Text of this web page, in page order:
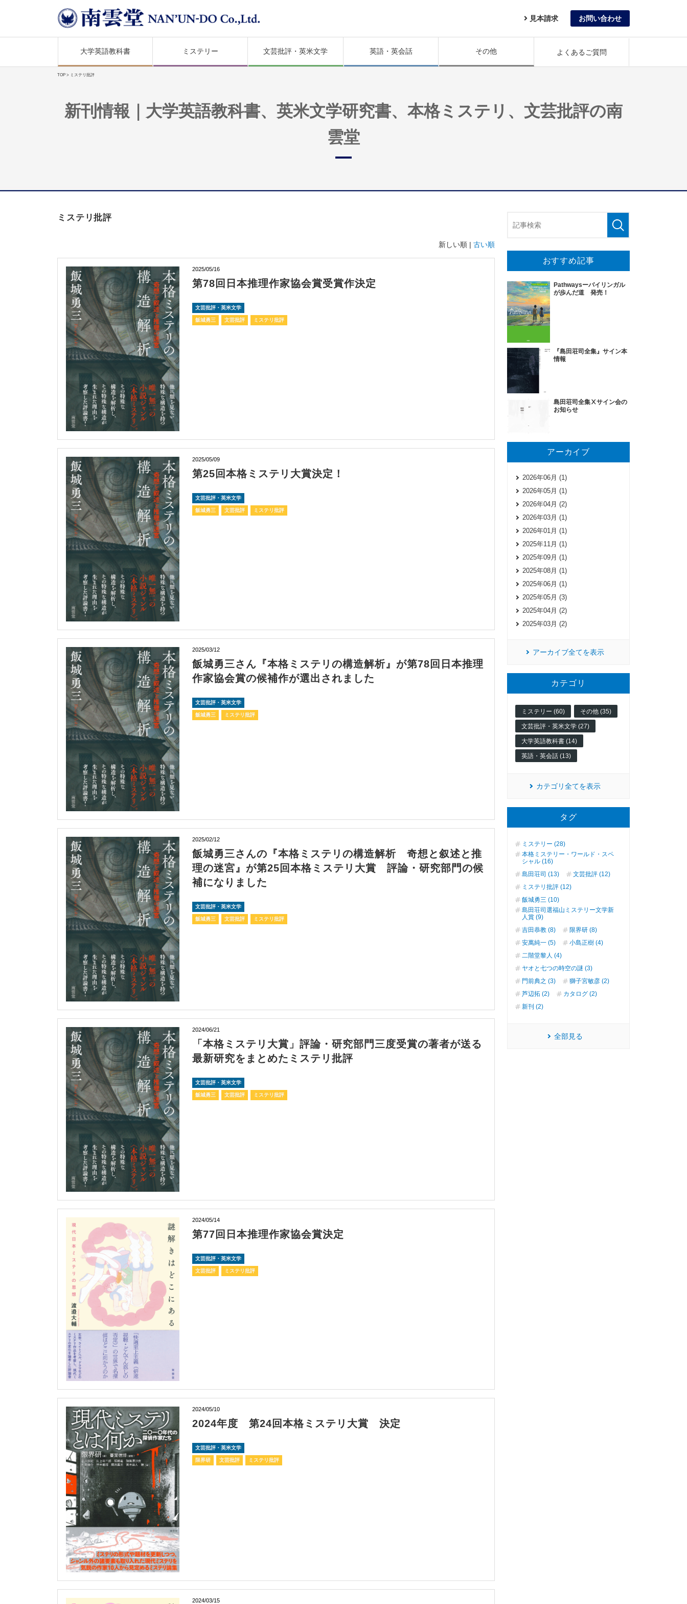
見本請求 お問い合わせ
大学英語教科書 ミステリー 文芸批評・英米文学 英語・英会話 その他 よくあるご質問
TOP > ミステリ批評
新刊情報｜大学英語教科書、英米文学研究書、本格ミステリ、文芸批評の南
雲堂
ミステリ批評
新しい順 | 古い順
2025/05/16
第78回日本推理作家協会賞受賞作決定
文芸批評・英米文学
飯城勇三 文芸批評 ミステリ批評
2025/05/09
第25回本格ミステリ大賞決定！
文芸批評・英米文学
飯城勇三 文芸批評 ミステリ批評
2025/03/12
飯城勇三さん『本格ミステリの構造解析』が第78回日本推理
作家協会賞の候補作が選出されました
文芸批評・英米文学
飯城勇三 ミステリ批評
2025/02/12
飯城勇三さんの『本格ミステリの構造解析 奇想と叙述と推
理の迷宮』が第25回本格ミステリ大賞 評論・研究部門の候
補になりました
文芸批評・英米文学
飯城勇三 文芸批評 ミステリ批評
2024/06/21
「本格ミステリ大賞」評論・研究部門三度受賞の著者が送る
最新研究をまとめたミステリ批評
文芸批評・英米文学
飯城勇三 文芸批評 ミステリ批評
2024/05/14
第77回日本推理作家協会賞決定
文芸批評・英米文学
文芸批評 ミステリ批評
2024/05/10
2024年度 第24回本格ミステリ大賞 決定
文芸批評・英米文学
限界研 文芸批評 ミステリ批評
2024/03/15
おすすめ記事
Pathwaysーバイリンガル
が歩んだ道 発売！
『島田荘司全集』サイン本
情報
島田荘司全集Ⅹサイン会の
お知らせ
アーカイブ
2026年06月 (1)
2026年05月 (1)
2026年04月 (2)
2026年03月 (1)
2026年01月 (1)
2025年11月 (1)
2025年09月 (1)
2025年08月 (1)
2025年06月 (1)
2025年05月 (3)
2025年04月 (2)
2025年03月 (2)
アーカイブ全てを表示
カテゴリ
ミステリー (60) その他 (35)
文芸批評・英米文学 (27)
大学英語教科書 (14)
英語・英会話 (13)
カテゴリ全てを表示
タグ
ミステリー (28)
本格ミステリー・ワールド・スペ
シャル (16)
島田荘司 (13)
文芸批評 (12)
ミステリ批評 (12)
飯城勇三 (10)
島田荘司選福山ミステリー文学新
人賞 (9)
吉田恭教 (8)
限界研 (8)
安萬純一 (5)
小島正樹 (4)
二階堂黎人 (4)
ヤオと七つの時空の謎 (3)
門前典之 (3)
獅子宮敏彦 (2)
芦辺拓 (2)
カタログ (2)
新刊 (2)
全部見る